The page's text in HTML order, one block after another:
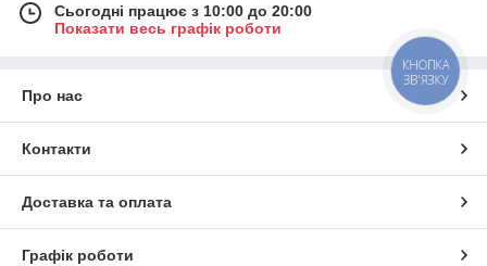
Сьогодні працює з 10:00 до 20:00
Показати весь графік роботи
Про нас
Контакти
Доставка та оплата
Графік роботи
КНОПКА
ЗВ'ЯЗКУ